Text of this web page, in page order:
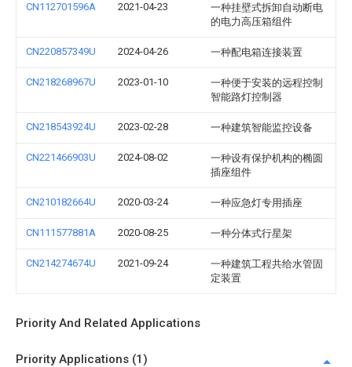
CN112701596A 2021-04-23
一种挂壁式拆卸自动断电
的电力高压箱组件
CN220857349U 2024-04-26 一种配电箱连接装置
CN218268967U 2023-01-10
一种便于安装的远程控制
智能路灯控制器
CN218543924U 2023-02-28 一种建筑智能监控设备
CN221466903U 2024-08-02
一种设有保护机构的椭圆
插座组件
CN210182664U 2020-03-24 一种应急灯专用插座
CN111577881A 2020-08-25 一种分体式行星架
CN214274674U 2021-09-24
一种建筑工程共给水管固
定装置
Priority And Related Applications
Priority Applications (1)